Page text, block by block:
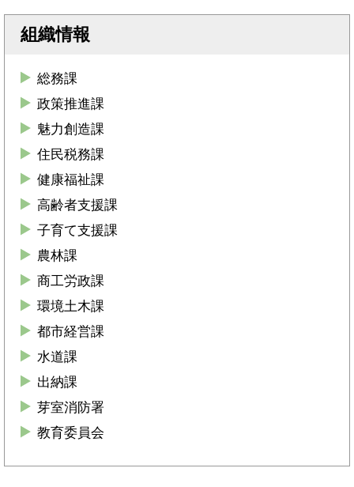
組織情報
総務課
政策推進課
魅力創造課
住民税務課
健康福祉課
高齢者支援課
子育て支援課
農林課
商工労政課
環境土木課
都市経営課
水道課
出納課
芽室消防署
教育委員会